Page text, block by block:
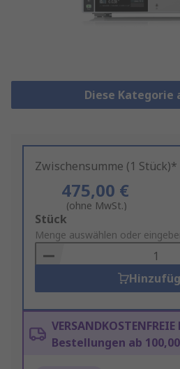
Diese Kategorie
Zwischensumme (1 Stück)*
475,00 €
(ohne MwSt.)
Add
to
Basket
Stück
Menge auswählen oder
Bestellungen ab